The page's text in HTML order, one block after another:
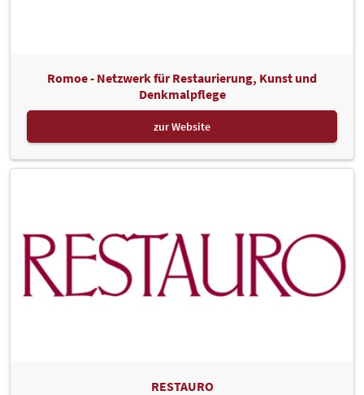
Romoe - Netzwerk für Restaurierung, Kunst und
Denkmalpflege
zur Website
RESTAURO